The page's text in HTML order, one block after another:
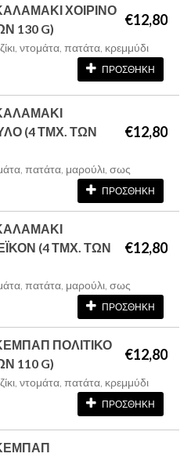
ΧΟΙΡΙΝΟ
130 G)
€12,80
ντομάτα, πατάτα, κρεμμύδι
ΠΡΟΣΘΗΚΗ
(4 ΤΜΧ. ΤΩΝ
€12,80
πατάτα, μαρούλι, σως
ΠΡΟΣΘΗΚΗ
(4 ΤΜΧ. ΤΩΝ
€12,80
πατάτα, μαρούλι, σως
ΠΡΟΣΘΗΚΗ
ΠΟΛΙΤΙΚΟ
110 G)
€12,80
ντομάτα, πατάτα, κρεμμύδι
ΠΡΟΣΘΗΚΗ